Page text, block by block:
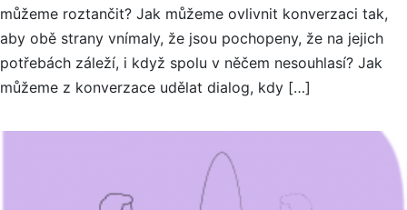
můžeme roztančit? Jak můžeme ovlivnit konverzaci tak,
aby obě strany vnímaly, že jsou pochopeny, že na jejich
potřebách záleží, i když spolu v něčem nesouhlasí? Jak
můžeme z konverzace udělat dialog, kdy […]